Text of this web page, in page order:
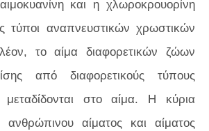
και η χλωροκρουορίνη
τύποι αναπνευστικών χρωστικών
το αίμα διαφορετικών ζώων
από διαφορετικούς τύπους
στο αίμα. Η κύρια
ανθρώπινου αίματος και αίματος